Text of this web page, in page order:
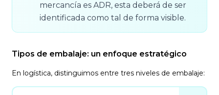
mercancía es ADR, esta deberá de ser
identificada como tal de forma visible.
Tipos de embalaje: un enfoque estratégico
En logística, distinguimos entre tres niveles de embalaje: